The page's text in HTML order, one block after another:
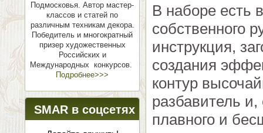
Подмосковья. Автор мастер-
классов и статей по
различным техникам декора.
Победитель и многократный
призер художественных
Российских и
Международных конкурсов.
Подробнее>>>
SMAR в соцсетях
В наборе есть
собственного
инструкция,
создания
контур
разбавитель
плавного и